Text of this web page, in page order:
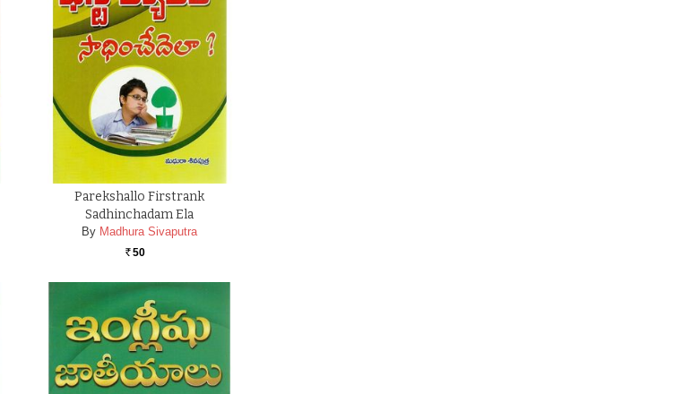
Parekshallo Firstrank
Sadhinchadam Ela
By Madhura Sivaputra
Rs. 50